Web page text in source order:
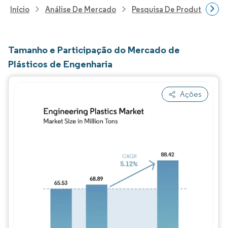
Início Análise De Mercado Pesquisa De Produtos
Tamanho e Participação do Mercado de
Plásticos de Engenharia
Ações